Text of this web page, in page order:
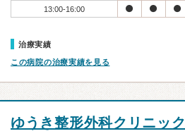
13:00-16:00
治療実績
この病院の治療実績を見る
ゆうき整形外科クリニック